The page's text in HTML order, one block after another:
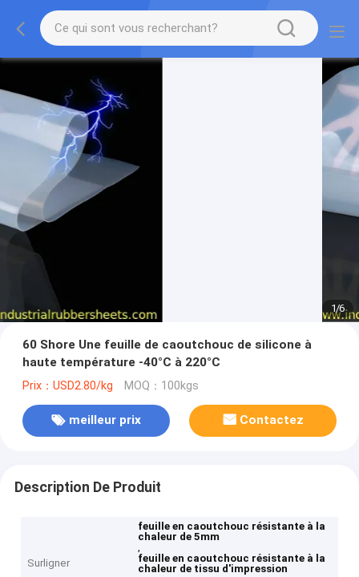
1/6
60 Shore Une feuille de caoutchouc de silicone à
haute température -40°C à 220°C
Prix：USD2.80/kg MOQ：100kgs
meilleur prix Contactez
Description De Produit
Surligner
feuille en caoutchouc résistante à la
chaleur de 5mm
,
feuille en caoutchouc résistante à la
chaleur de tissu d'impression